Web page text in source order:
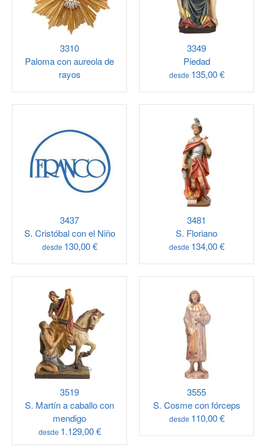
3310
Paloma con aureola de
rayos
3349
Piedad
desde 135,00 €
3437
S. Cristóbal con el Niño
desde 130,00 €
3481
S. Floriano
desde 134,00 €
3519
S. Martín a caballo con
mendigo
desde 1.129,00 €
3555
S. Cosme con fórceps
desde 110,00 €